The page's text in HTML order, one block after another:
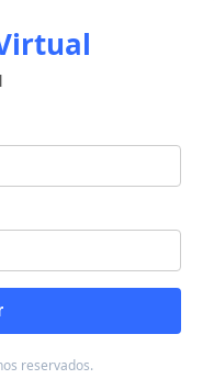
reservados.